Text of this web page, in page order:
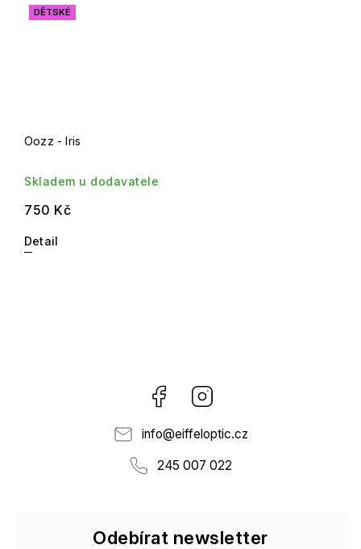
DĚTSKÉ
Oozz - Iris
Skladem u dodavatele
750 Kč
Detail
Facebook
info@eiffeloptic.cz
245 007 022
Odebírat newsletter